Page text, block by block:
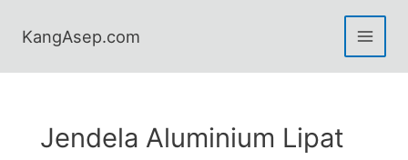
KangAsep.com
Jendela Aluminium Lipat